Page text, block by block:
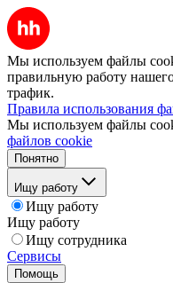
Мы используем файлы
правильную работу
трафик.
Правила использования
Мы используем файлы
файлов cookie
Понятно
Ищу работу
Ищу работу
Ищу работу
Ищу сотрудника
Сервисы
Помощь